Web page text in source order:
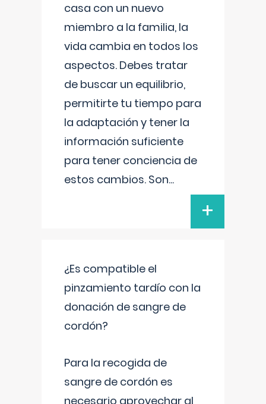
casa con un nuevo
miembro a la familia, la
vida cambia en todos los
aspectos. Debes tratar
de buscar un equilibrio,
permitirte tu tiempo para
la adaptación y tener la
información suficiente
para tener conciencia de
estos cambios. Son...
+
¿Es compatible el
pinzamiento tardío con la
donación de sangre de
cordón?
Para la recogida de
sangre de cordón es
necesario aprovechar al